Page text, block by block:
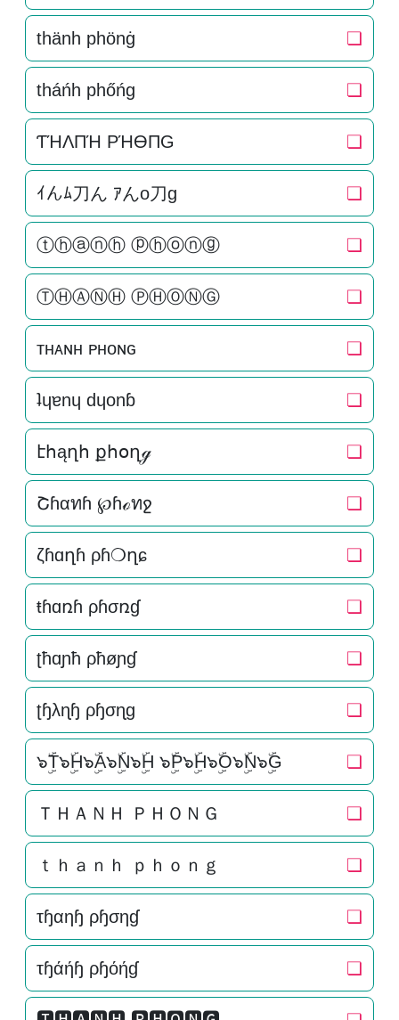
thänh phönġ ❏
tháńh phőńg ❏
ƬΉΛПΉ PΉӨПG ❏
ｲんﾑ刀ん ｱんo刀g ❏
ⓣⓗⓐⓝⓗ ⓟⓗⓞⓝⓖ ❏
ⓉⒽⒶⓃⒽ ⓅⒽⓄⓃⒼ ❏
тнᴀɴн ᴘнoɴԍ ❏
ʇɥɐnɥ dɥonɓ ❏
էհąղհ քհօղℊ ❏
Շɦαทɦ ℘ɦℴทջ ❏
ζɦɑղɦ ρɦ❍ղɕ ❏
ŧɦɑռɦ ρɦσռɠ ❏
ʈħɑɲħ ρħøɲɠ ❏
ʈɧλɳɧ ρɧσɳɡ ❏
๖ۣۜT๖ۣۜH๖ۣۜA๖ۣۜN๖ۣۜH ๖ۣۜP๖ۣۜH๖ۣۜO๖ۣۜN๖ۣۜG ❏
ＴＨＡＮＨ ＰＨＯＮＧ ❏
ｔｈａｎｈ ｐｈｏｎｇ ❏
τɧαηɧ ρɧσηɠ ❏
τɧάήɧ ρɧόήɠ ❏